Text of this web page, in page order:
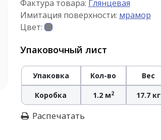
Фактура товара: Глянцевая
Имитация поверхности: мрамор
Цвет:
Упаковочный лист
Упаковка Кол-во Вес
Коробка 1.2 м2 17.7 кг
Распечатать